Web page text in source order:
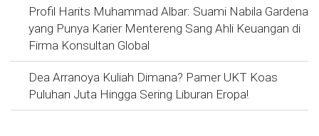
Profil Harits Muhammad Albar: Suami Nabila Gardena
yang Punya Karier Mentereng Sang Ahli Keuangan di
Firma Konsultan Global
Dea Arranoya Kuliah Dimana? Pamer UKT Koas
Puluhan Juta Hingga Sering Liburan Eropa!